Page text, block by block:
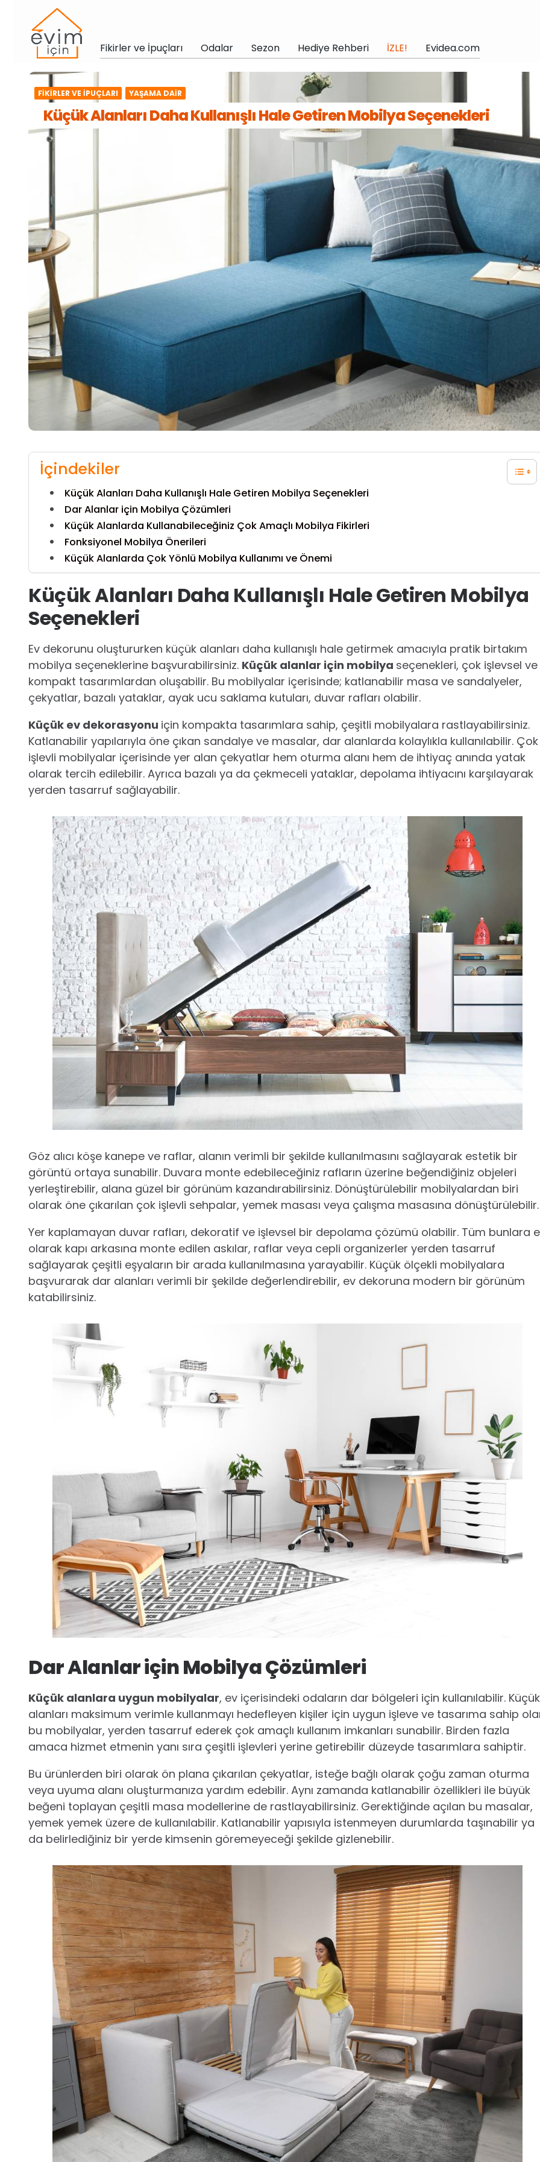
Fikirler ve İpuçları Odalar Sezon Hediye Rehberi İZLE! Evidea.com
FIKIRLER VE İPUÇLARI YAŞAMA DAIR
Küçük Alanları Daha Kullanışlı Hale Getiren Mobilya Seçenekleri
İçindekiler
Küçük Alanları Daha Kullanışlı Hale Getiren Mobilya Seçenekleri
Dar Alanlar için Mobilya Çözümleri
Küçük Alanlarda Kullanabileceğiniz Çok Amaçlı Mobilya Fikirleri
Fonksiyonel Mobilya Önerileri
Küçük Alanlarda Çok Yönlü Mobilya Kullanımı ve Önemi
Küçük Alanları Daha Kullanışlı Hale Getiren Mobilya
Seçenekleri
Ev dekorunu oluştururken küçük alanları daha kullanışlı hale getirmek amacıyla pratik birtakım
mobilya seçeneklerine başvurabilirsiniz. Küçük alanlar için mobilya seçenekleri, çok işlevsel ve
kompakt tasarımlardan oluşabilir. Bu mobilyalar içerisinde; katlanabilir masa ve sandalyeler,
çekyatlar, bazalı yataklar, ayak ucu saklama kutuları, duvar rafları olabilir.
Küçük ev dekorasyonu için kompakta tasarımlara sahip, çeşitli mobilyalara rastlayabilirsiniz.
Katlanabilir yapılarıyla öne çıkan sandalye ve masalar, dar alanlarda kolaylıkla kullanılabilir. Çok
işlevli mobilyalar içerisinde yer alan çekyatlar hem oturma alanı hem de ihtiyaç anında yatak
olarak tercih edilebilir. Ayrıca bazalı ya da çekmeceli yataklar, depolama ihtiyacını karşılayarak
yerden tasarruf sağlayabilir.
Göz alıcı köşe kanepe ve raflar, alanın verimli bir şekilde kullanılmasını sağlayarak estetik bir
görüntü ortaya sunabilir. Duvara monte edebileceğiniz rafların üzerine beğendiğiniz objeleri
yerleştirebilir, alana güzel bir görünüm kazandırabilirsiniz. Dönüştürülebilir mobilyalardan biri
olarak öne çıkarılan çok işlevli sehpalar, yemek masası veya çalışma masasına
Yer kaplamayan duvar rafları, dekoratif ve işlevsel bir depolama çözümü olabilir. Tüm bunlara
olarak kapı arkasına monte edilen askılar, raflar veya cepli organizerler yerden tasarruf
sağlayarak çeşitli eşyaların bir arada kullanılmasına yarayabilir. Küçük ölçekli mobilyalara
başvurarak dar alanları verimli bir şekilde değerlendirebilir, ev dekoruna modern bir görünüm
katabilirsiniz.
Dar Alanlar için Mobilya Çözümleri
Küçük alanlara uygun mobilyalar, ev içerisindeki odaların dar bölgeleri için kullanılabilir. Küçük
alanları maksimum verimle kullanmayı hedefleyen kişiler için uygun işleve ve tasarıma sahip
bu mobilyalar, yerden tasarruf ederek çok amaçlı kullanım imkanları sunabilir. Birden fazla
amaca hizmet etmenin yanı sıra çeşitli işlevleri yerine getirebilir düzeyde tasarımlara sahiptir.
Bu ürünlerden biri olarak ön plana çıkarılan çekyatlar, isteğe bağlı olarak çoğu zaman oturma
veya uyuma alanı oluşturmanıza yardım edebilir. Aynı zamanda katlanabilir özellikleri ile büyük
beğeni toplayan çeşitli masa modellerine de rastlayabilirsiniz. Gerektiğinde açılan bu masalar,
yemek yemek üzere de kullanılabilir. Katlanabilir yapısıyla istenmeyen durumlarda taşınabilir ya
da belirlediğiniz bir yerde kimsenin göremeyeceği şekilde gizlenebilir.